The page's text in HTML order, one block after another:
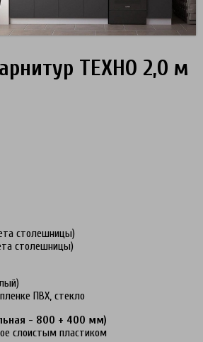
ТЕХНО 2,0 м
столешницы)
столешницы)
ПВХ, стекло
- 800 + 400 мм)
слоистым пластиком